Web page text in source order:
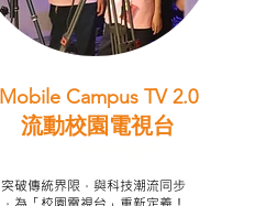
Mobile Campus TV 2.0
流動校園電視台
突破傳統界限，與科技潮流同步
，為「校園電視台」重新定義！